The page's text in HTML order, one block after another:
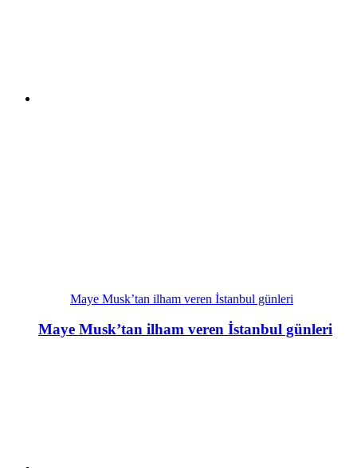
Maye Musk’tan ilham veren İstanbul günleri
Maye Musk’tan ilham veren İstanbul günleri